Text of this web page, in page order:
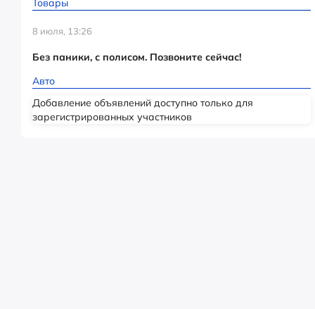
Товары
8 июля, 13:26
Без паники, с полисом. Позвоните сейчас!
Авто
Добавление объявлений доступно только для
зарегистрированных участников